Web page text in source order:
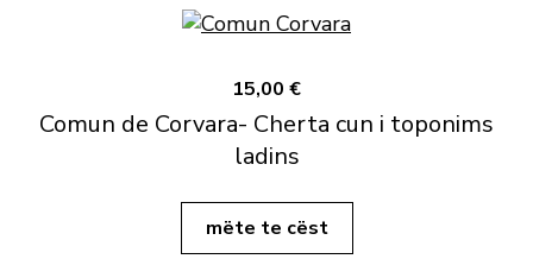
15,00 €
Comun de Corvara- Cherta cun i toponims
ladins
mëte te cëst